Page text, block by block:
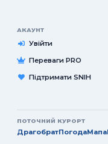
АКАУНТ
Увійти
Переваги PRO
Підтримати SNIH
ПОТОЧНИЙ КУРОРТ
ДрагобратПогодаМапа